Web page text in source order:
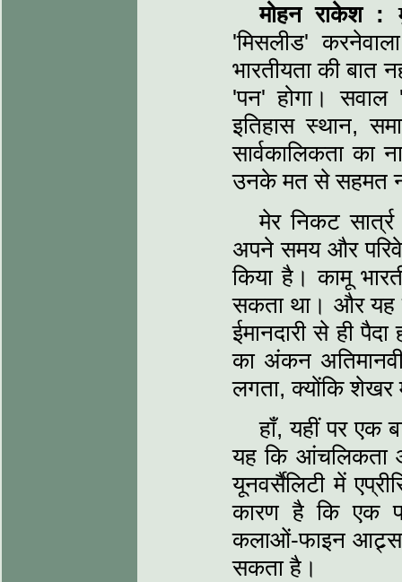
मोहन राकेश :
'मिसलीड'
भारतीयता की बात
'पन' होगा। सवाल
इतिहास स्थान,
सार्वकालिकता का
उनके मत से सहमत
मेर निकट
अपने समय और
किया है। कामू
सकता था। और यह
ईमानदारी से ही
का अंकन
लगता, क्योंकि शेखर
हाँ, यहीं पर एक
यह कि आंचलिकता
यूनवर्सैलिटी में
कारण है कि एक
कलाओं-फाइन
सकता है।